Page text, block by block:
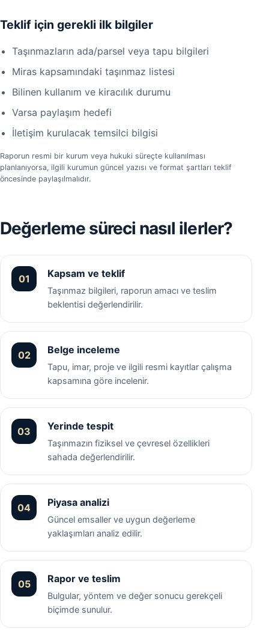
Teklif için gerekli ilk bilgiler
Taşınmazların ada/parsel veya tapu bilgileri
Miras kapsamındaki taşınmaz listesi
Bilinen kullanım ve kiracılık durumu
Varsa paylaşım hedefi
İletişim kurulacak temsilci bilgisi
Raporun resmi bir kurum veya hukuki süreçte kullanılması
planlanıyorsa, ilgili kurumun güncel yazısı ve format şartları teklif
öncesinde paylaşılmalıdır.
Değerleme süreci nasıl ilerler?
01 Kapsam ve teklif
Taşınmaz bilgileri, raporun amacı ve teslim
beklentisi değerlendirilir.
02 Belge inceleme
Tapu, imar, proje ve ilgili resmi kayıtlar çalışma
kapsamına göre incelenir.
03 Yerinde tespit
Taşınmazın fiziksel ve çevresel özellikleri
sahada değerlendirilir.
04 Piyasa analizi
Güncel emsaller ve uygun değerleme
yaklaşımları analiz edilir.
05 Rapor ve teslim
Bulgular, yöntem ve değer sonucu gerekçeli
biçimde sunulur.